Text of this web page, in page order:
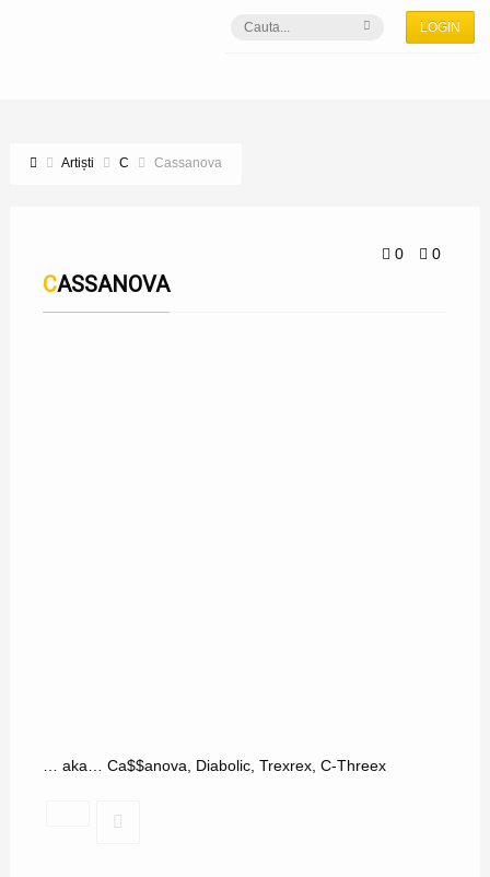
LOGIN
Artiști C Cassanova
0 0
CASSANOVA
… aka… Ca$$anova, Diabolic, Trexrex, C-Threex